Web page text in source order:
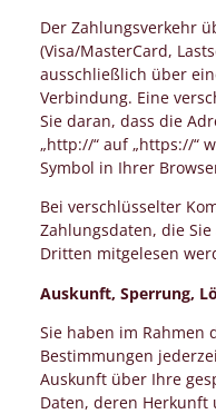
Der Zahlungsverkehr
(Visa/MasterCard,
ausschließlich über
Verbindung. Eine
Sie daran, dass die
„http://“ auf „https://“
Symbol in Ihrer
Bei verschlüsselter
Zahlungsdaten, die
Dritten mitgelesen
Auskunft, Sperrung,
Sie haben im Rahmen
Bestimmungen
Auskunft über Ihre
Daten, deren Herkunft